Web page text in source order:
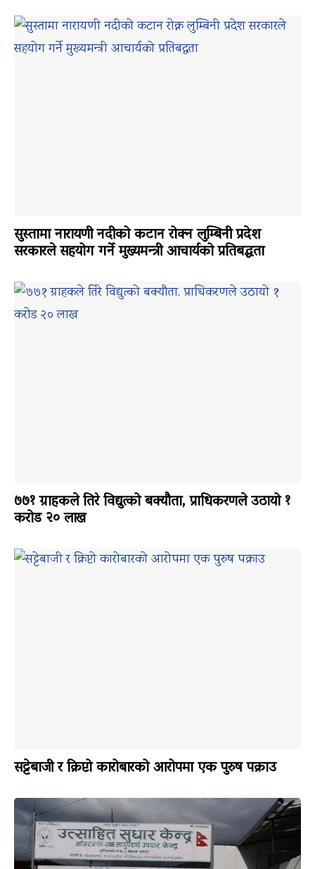
सुस्तामा नारायणी नदीको कटान रोक्न लुम्बिनी प्रदेश
सरकारले सहयोग गर्ने मुख्यमन्त्री आचार्यको प्रतिबद्धता
७७१ ग्राहकले तिरे विद्युत्को बक्यौता, प्राधिकरणले उठायो १
करोड २० लाख
सट्टेबाजी र क्रिप्टो कारोबारको आरोपमा एक पुरुष पक्राउ